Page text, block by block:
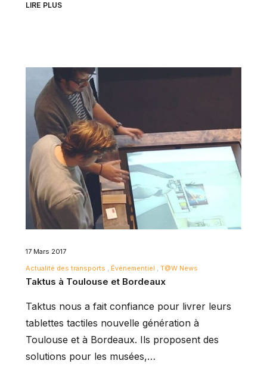
LIRE PLUS
17 Mars 2017
Actualité des transports
Événementiel T@W News
Taktus à Toulouse et Bordeaux
Taktus nous a fait confiance pour livrer leurs
tablettes tactiles nouvelle génération à
Toulouse et à Bordeaux. Ils proposent des
solutions pour les musées,…